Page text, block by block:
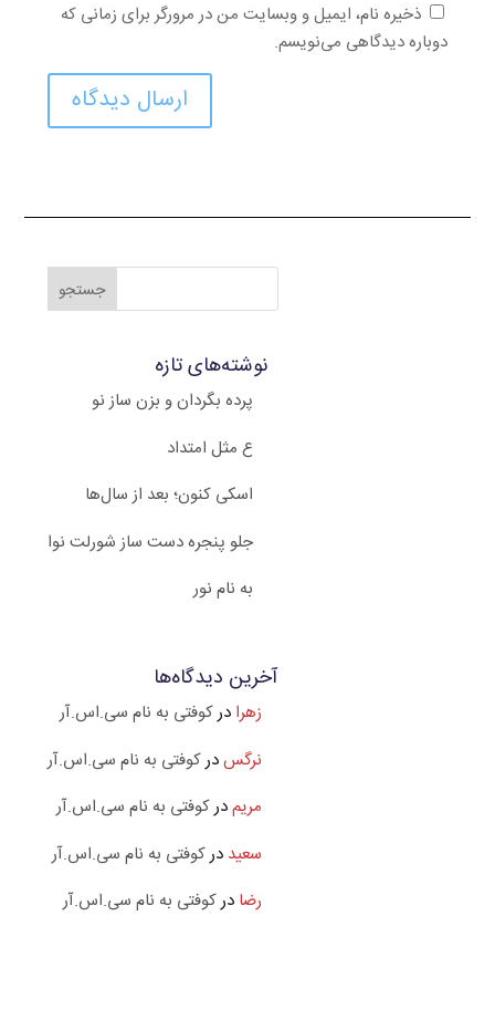
ذخیره نام، ایمیل و وبسایت من در مرورگر برای زمانی که
دوباره دیدگاهی می‌نویسم.
ارسال دیدگاه
نوشته‌های تازه
پرده بگردان و بزن ساز نو
ع مثل امتداد
اسکی کنون؛ بعد از سال‌ها
جلو پنجره دست ساز شورلت نوا
به نام نور
آخرین دیدگاه‌ها
زهرا درکوفتی به نام سی.اس.آر
نرگسدرکوفتی به نام سی.اس.آر
مریمدرکوفتی به نام سی.اس.آر
سعید درکوفتی به نام سی.اس.آر
رضا درکوفتی به نام سی.اس.آر